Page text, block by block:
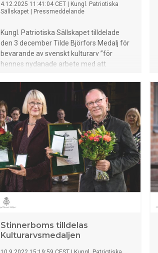
4.12.2025 11:41:04 CET
Kungl. Patriotiska
Sällskapet
Pressmeddelande
Kungl. Patriotiska Sällskapet tilldelade
den 3 december Tilde Björfors Medalj för
bevarande av svenskt kulturarv ”för
hennes nydanade arbete med att
Stinnerboms tilldelas
Kulturarvsmedaljen